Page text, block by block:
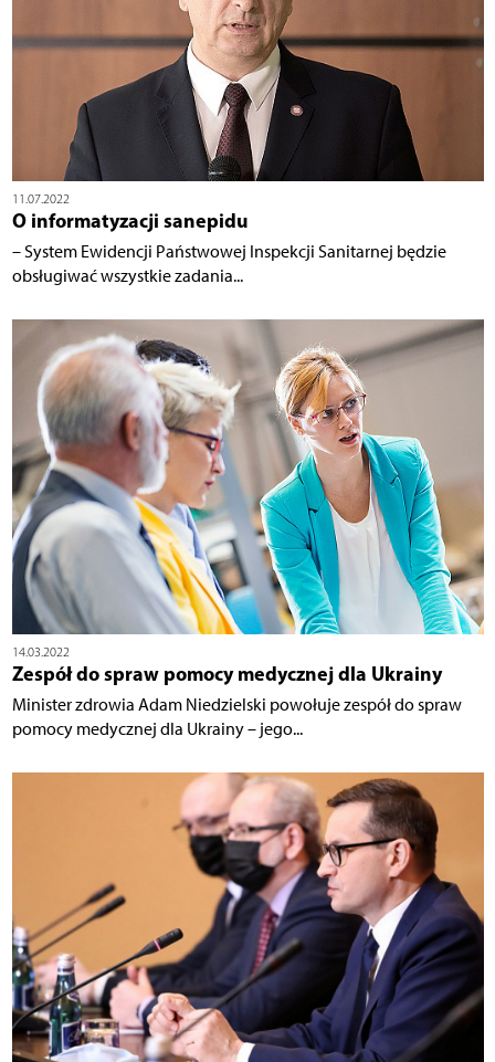
11.07.2022
O informatyzacji sanepidu
– System Ewidencji Państwowej Inspekcji Sanitarnej będzie
obsługiwać wszystkie zadania...
14.03.2022
Zespół do spraw pomocy medycznej dla Ukrainy
Minister zdrowia Adam Niedzielski powołuje zespół do spraw
pomocy medycznej dla Ukrainy – jego...